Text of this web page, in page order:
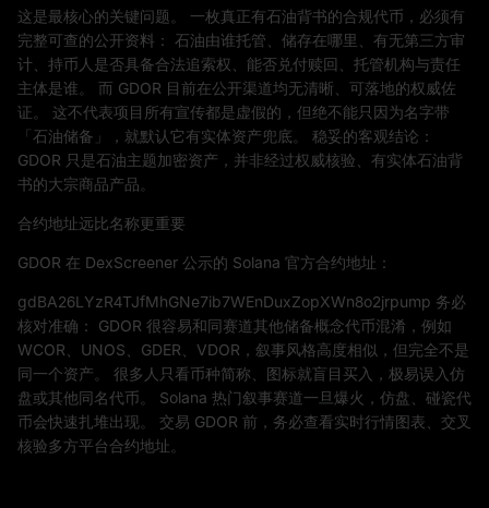
这是最核心的关键问题。 一枚真正有石油背书的合规代币，必须有
完整可查的公开资料： 石油由谁托管、储存在哪里、有无第三方审
计、持币人是否具备合法追索权、能否兑付赎回、托管机构与责任
主体是谁。 而 GDOR 目前在公开渠道均无清晰、可落地的权威佐
证。 这不代表项目所有宣传都是虚假的，但绝不能只因为名字带
「石油储备」，就默认它有实体资产兜底。 稳妥的客观结论：
GDOR 只是石油主题加密资产，并非经过权威核验、有实体石油背
书的大宗商品产品。
合约地址远比名称更重要
GDOR 在 DexScreener 公示的 Solana 官方合约地址：
gdBA26LYzR4TJfMhGNe7ib7WEnDuxZopXWn8o2jrpump 务必
核对准确： GDOR 很容易和同赛道其他储备概念代币混淆，例如
WCOR、UNOS、GDER、VDOR，叙事风格高度相似，但完全不是
同一个资产。 很多人只看币种简称、图标就盲目买入，极易误入仿
盘或其他同名代币。 Solana 热门叙事赛道一旦爆火，仿盘、碰瓷代
币会快速扎堆出现。 交易 GDOR 前，务必查看实时行情图表、交叉
核验多方平台合约地址。